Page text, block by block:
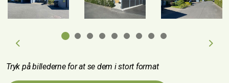
Previous
Tryk på billederne for at se dem i stort format